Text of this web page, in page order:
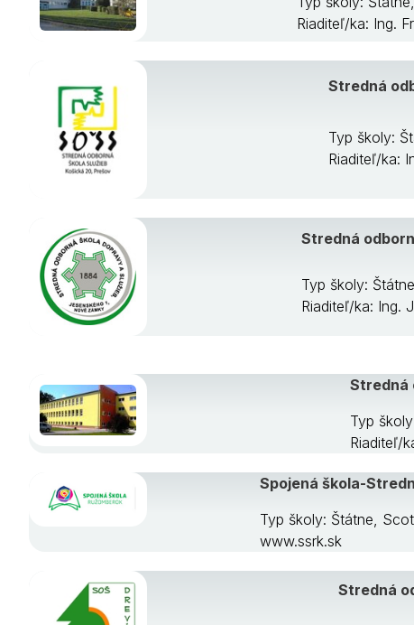
Riaditeľ/ka: Ing.
Stredná
Typ školy:
Riaditeľ/ka:
Stredná
Typ školy:
Riaditeľ/ka: Ing.
Stredná
Typ
Riaditeľ/
Spojená škola-
Typ školy: Štátne,
www.ssrk.sk
Stredná